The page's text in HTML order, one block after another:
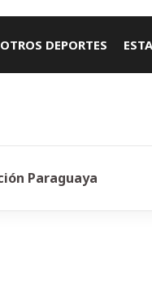
OTROS DEPORTES
Paraguaya